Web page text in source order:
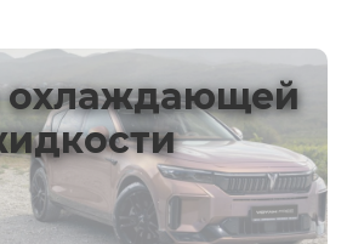
охлаждающей